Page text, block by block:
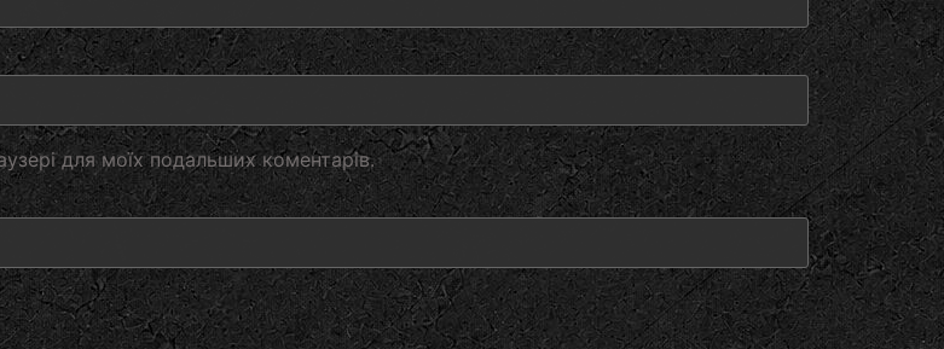
для моїх подальших коментарів.